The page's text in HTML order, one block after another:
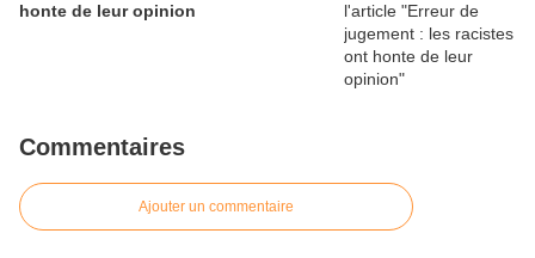
honte de leur opinion
Commentaires
Ajouter un commentaire